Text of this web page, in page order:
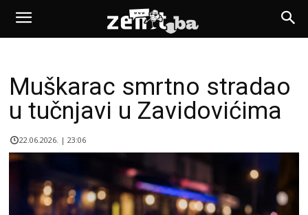
Muškarac smrtno stradao
u tučnjavi u Zavidovićima
22.06.2026. | 23:06